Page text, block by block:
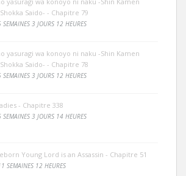
Saido- - Chapitre 79
3 JOURS 12 HEURES
yasuragi wa konoyo ni naku -Shin Kamen
Saido- - Chapitre 78
3 JOURS 12 HEURES
- Chapitre 338
3 JOURS 14 HEURES
Young Lord is an Assassin - Chapitre 51
SEMAINES 12 HEURES